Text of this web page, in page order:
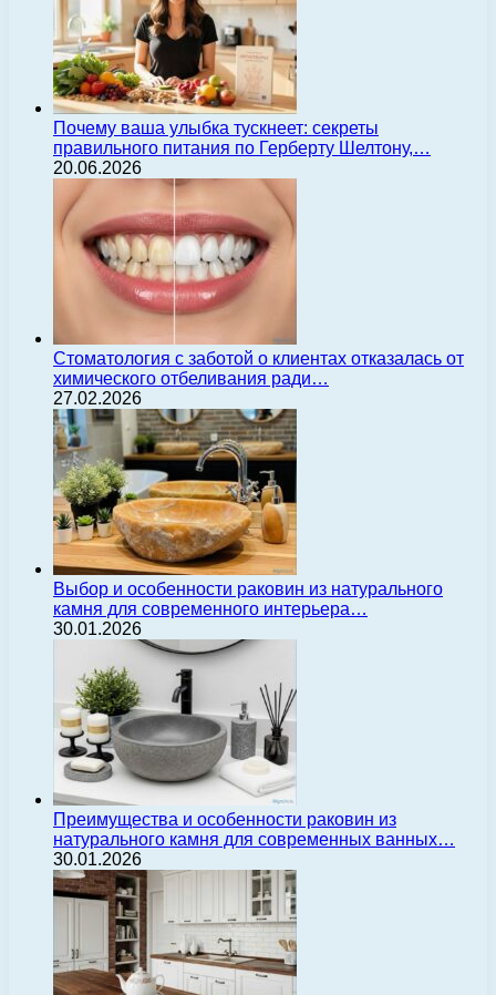
Почему ваша улыбка тускнеет: секреты
правильного питания по Герберту Шелтону,…
20.06.2026
Стоматология с заботой о клиентах отказалась от
химического отбеливания ради…
27.02.2026
Выбор и особенности раковин из натурального
камня для современного интерьера…
30.01.2026
Преимущества и особенности раковин из
натурального камня для современных ванных…
30.01.2026